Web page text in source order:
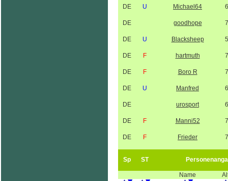
DE U Michael64
DE goodhope
DE U Blacksheep
DE F hartmuth
DE F Boro R
DE U Manfred
DE urosport
DE F Manni52
DE F Frieder
Sp ST
Name